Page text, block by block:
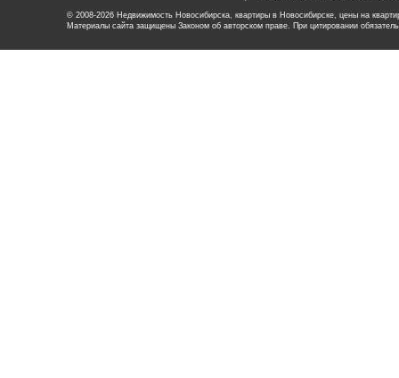
© 2008-2026 Недвижимость Новосибирска, квартиры в Новосибирске, цены на
Материалы сайта защищены Законом об авторском праве. При цитировании